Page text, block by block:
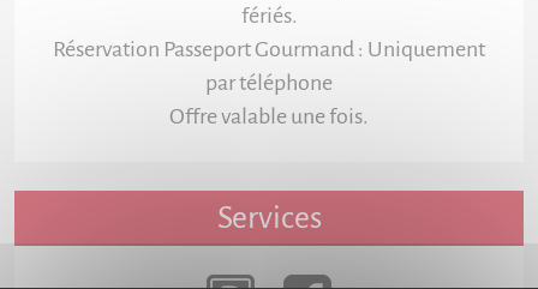
fériés.
Réservation Passeport Gourmand : Uniquement
par téléphone
Offre valable une fois.
Services